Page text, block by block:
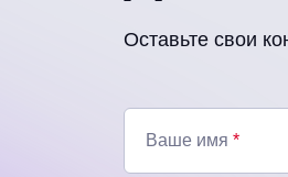
Оставьте свои
Ваше имя *